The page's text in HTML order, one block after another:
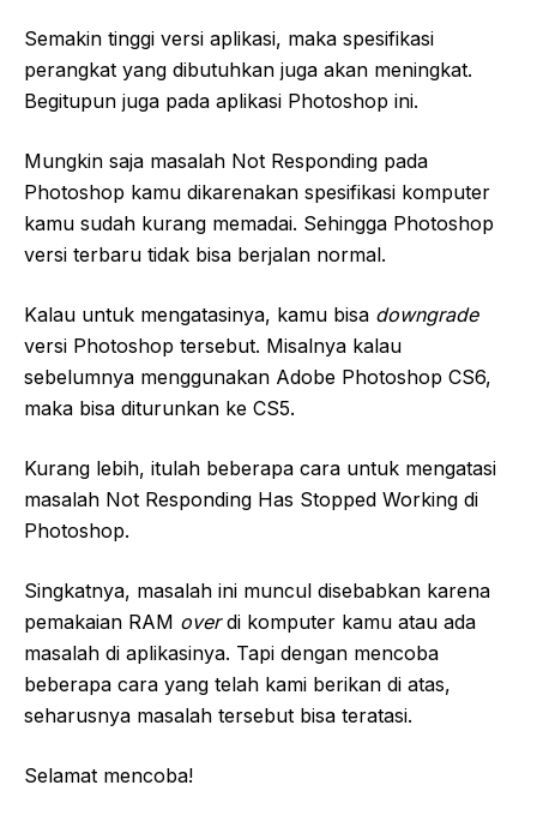
Semakin tinggi versi aplikasi, maka spesifikasi
perangkat yang dibutuhkan juga akan meningkat.
Begitupun juga pada aplikasi Photoshop ini.
Mungkin saja masalah Not Responding pada
Photoshop kamu dikarenakan spesifikasi komputer
kamu sudah kurang memadai. Sehingga Photoshop
versi terbaru tidak bisa berjalan normal.
Kalau untuk mengatasinya, kamu bisa downgrade
versi Photoshop tersebut. Misalnya kalau
sebelumnya menggunakan Adobe Photoshop CS6,
maka bisa diturunkan ke CS5.
Kurang lebih, itulah beberapa cara untuk mengatasi
masalah Not Responding Has Stopped Working di
Photoshop.
Singkatnya, masalah ini muncul disebabkan karena
pemakaian RAM overdi komputer kamu atau ada
masalah di aplikasinya. Tapi dengan mencoba
beberapa cara yang telah kami berikan di atas,
seharusnya masalah tersebut bisa teratasi.
Selamat mencoba!